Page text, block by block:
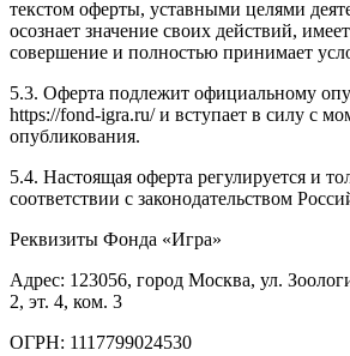
текстом оферты, уставными целями
осознает значение своих действий,
совершение и полностью принимает
5.3. Оферта подлежит официальному
https://fond-igra.ru/ и вступает в силу с
опубликования.
5.4. Настоящая оферта регулируется и
соответствии с законодательством
Реквизиты Фонда «Игра»
Адрес: 123056, город Москва, ул.
2, эт. 4, ком. 3
ОГРН: 1117799024530